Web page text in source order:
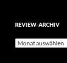
REVIEW-ARCHIV
Review-